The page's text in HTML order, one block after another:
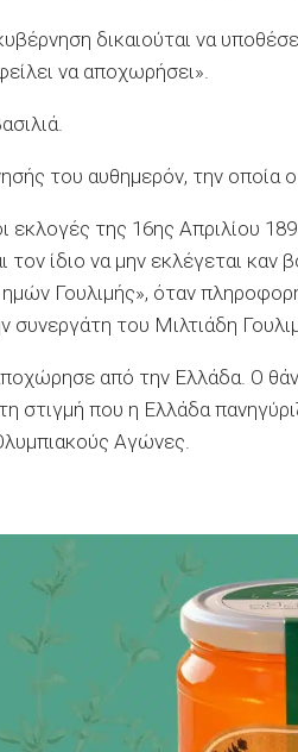
δικαιούται να
να αποχωρήσει».
του αυθημερόν, την οποία
εκλογές της 16ης Απριλίου
τον ίδιο να μην εκλέγεται
ημών Γουλιμής», όταν
συνεργάτη του Μιλτιάδη
από την Ελλάδα. Ο
στιγμή που η Ελλάδα
Αγώνες.